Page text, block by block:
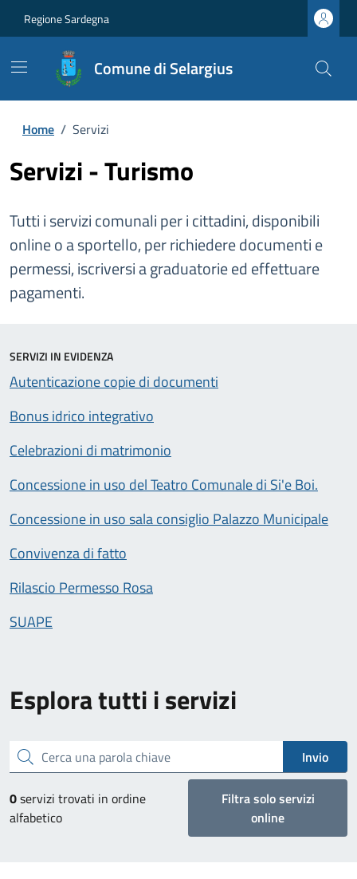
Regione Sardegna
Comune di Selargius
Home / Servizi
Servizi - Turismo
Tutti i servizi comunali per i cittadini, disponibili
online o a sportello, per richiedere documenti e
permessi, iscriversi a graduatorie ed effettuare
pagamenti.
Esplora tutti i servizi
Cerca una parola chiave Invio
0servizi trovati in ordine
alfabetico
Filtra solo servizi
online
SERVIZI IN EVIDENZA
Autenticazione copie di documenti
Bonus idrico integrativo
Celebrazioni di matrimonio
Concessione in uso del Teatro Comunale di Si'e Boi.
Concessione in uso sala consiglio Palazzo Municipale
Convivenza di fatto
Rilascio Permesso Rosa
SUAPE